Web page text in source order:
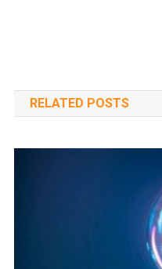
RELATED POSTS